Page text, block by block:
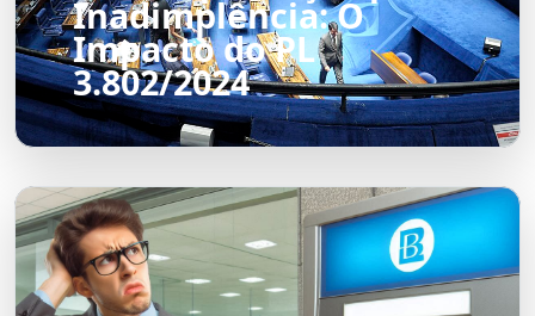
Inadimplência: O
Impacto do PL
3.802/2024